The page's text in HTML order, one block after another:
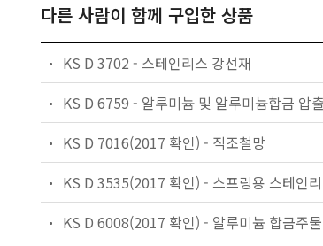
다른 사람이 함께 구입한 상품
KS D 3702 - 스테인리스 강선재
KS D 7016(2017 확인) - 직조철망
KS D 6008(2017 확인) - 알루미늄 합금주물